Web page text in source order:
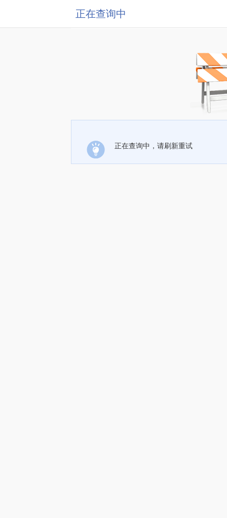
正在查询中
正在查询中，请刷新重试